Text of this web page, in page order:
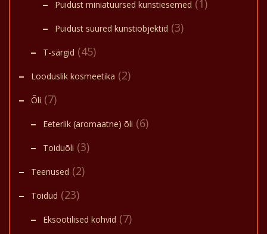
Puidust miniatuursed kunstiesemed (1)
Puidust suured kunstiobjektid (3)
T-särgid (45)
Looduslik kosmeetika (2)
Õli (7)
Eeterlik (aromaatne) õli (6)
Toiduõli (3)
Teenused (2)
Toidud (23)
Eksootilised kohvid (7)